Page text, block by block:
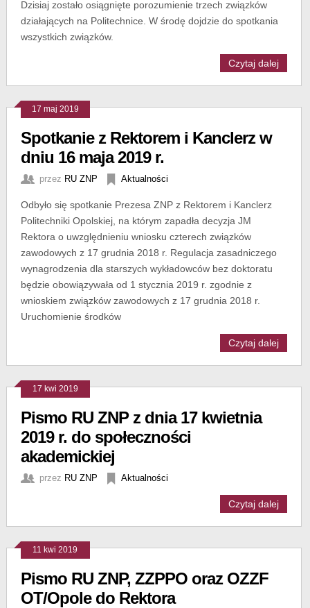
Dzisiaj zostało osiągnięte porozumienie trzech związków
działających na Politechnice. W środę dojdzie do spotkania
wszystkich związków.
Czytaj dalej
17 maj 2019
Spotkanie z Rektorem i Kanclerz w
dniu 16 maja 2019 r.
przez RU ZNP Aktualności
Odbyło się spotkanie Prezesa ZNP z Rektorem i Kanclerz
Politechniki Opolskiej, na którym zapadła decyzja JM
Rektora o uwzględnieniu wniosku czterech związków
zawodowych z 17 grudnia 2018 r. Regulacja zasadniczego
wynagrodzenia dla starszych wykładowców bez doktoratu
będzie obowiązywała od 1 stycznia 2019 r. zgodnie z
wnioskiem związków zawodowych z 17 grudnia 2018 r.
Uruchomienie środków
Czytaj dalej
17 kwi 2019
Pismo RU ZNP z dnia 17 kwietnia
2019 r. do społeczności
akademickiej
przez RU ZNP Aktualności
Czytaj dalej
11 kwi 2019
Pismo RU ZNP, ZZPPO oraz OZZF
OT/Opole do Rektora